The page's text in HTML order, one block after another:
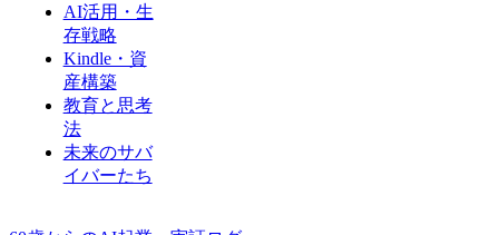
AI活用・生
存戦略
Kindle・資
産構築
教育と思考
法
未来のサバ
イバーたち